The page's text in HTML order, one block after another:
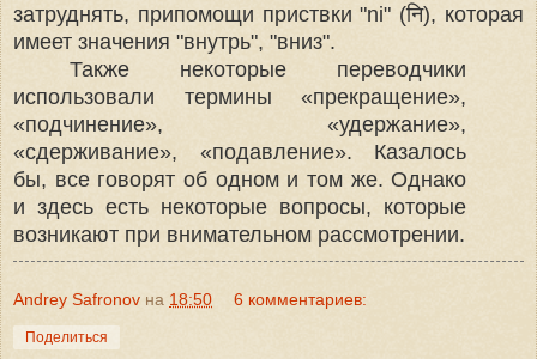
затруднять, припомощи приствки "ni" (नि), которая
имеет значения "внутрь", "вниз".
Также некоторые переводчики
использовали термины «прекращение»,
«подчинение», «удержание»,
«сдерживание», «подавление». Казалось
бы, все говорят об одном и том же. Однако
и здесь есть некоторые вопросы, которые
возникают при внимательном рассмотрении.
Andrey Safronov на 18:50 6 комментариев:
Поделиться